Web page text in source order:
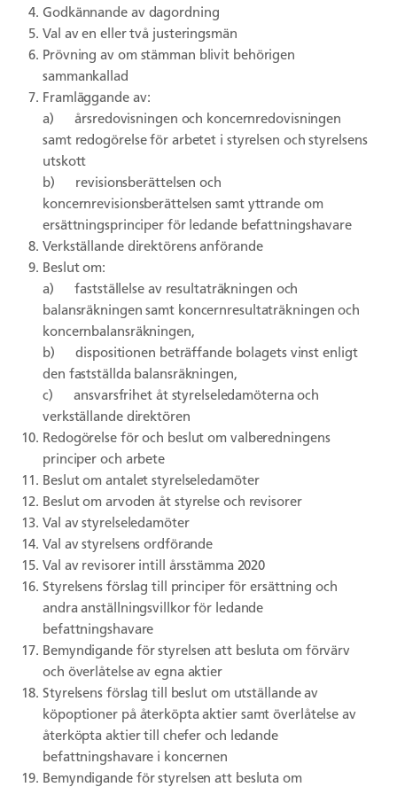
Godkännande av dagordning
Val av en eller två justeringsmän
Prövning av om stämman blivit behörigen
sammankallad
Framläggande av:
a) årsredovisningen och koncernredovisningen
samt redogörelse för arbetet i styrelsen och styrelsens
utskott
b) revisionsberättelsen och
koncernrevisionsberättelsen samt yttrande om
ersättningsprinciper för ledande befattningshavare
Verkställande direktörens anförande
Beslut om:
a) fastställelse av resultaträkningen och
balansräkningen samt koncernresultaträkningen och
koncernbalansräkningen,
b) dispositionen beträffande bolagets vinst enligt
den fastställda balansräkningen,
c) ansvarsfrihet åt styrelseledamöterna och
verkställande direktören
Redogörelse för och beslut om valberedningens
principer och arbete
Beslut om antalet styrelseledamöter
Beslut om arvoden åt styrelse och revisorer
Val av styrelseledamöter
Val av styrelsens ordförande
Val av revisorer intill årsstämma 2020
Styrelsens förslag till principer för ersättning och
andra anställningsvillkor för ledande
befattningshavare
Bemyndigande för styrelsen att besluta om förvärv
och överlåtelse av egna aktier
Styrelsens förslag till beslut om utställande av
köpoptioner på återköpta aktier samt överlåtelse av
återköpta aktier till chefer och ledande
befattningshavare i koncernen
Bemyndigande för styrelsen att besluta om